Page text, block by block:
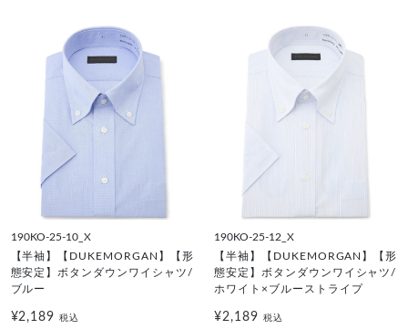
190KO-25-10_X
【半袖】【DUKEMORGAN】【形
態安定】ボタンダウンワイシャツ/
ブルー
¥2,189税込
190KO-25-12_X
【半袖】【DUKEMORGAN】【形
態安定】ボタンダウンワイシャツ/
ホワイト×ブルーストライプ
¥2,189 税込